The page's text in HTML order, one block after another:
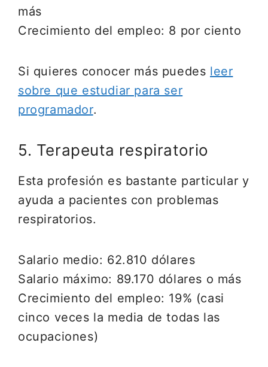
más
Crecimiento del empleo: 8 por ciento
Si quieres conocer más puedes leer
sobre que estudiar para ser
programador.
5. Terapeuta respiratorio
Esta profesión es bastante particular y
ayuda a pacientes con problemas
respiratorios.
Salario medio: 62.810 dólares
Salario máximo: 89.170 dólares o más
Crecimiento del empleo: 19% (casi
cinco veces la media de todas las
ocupaciones)